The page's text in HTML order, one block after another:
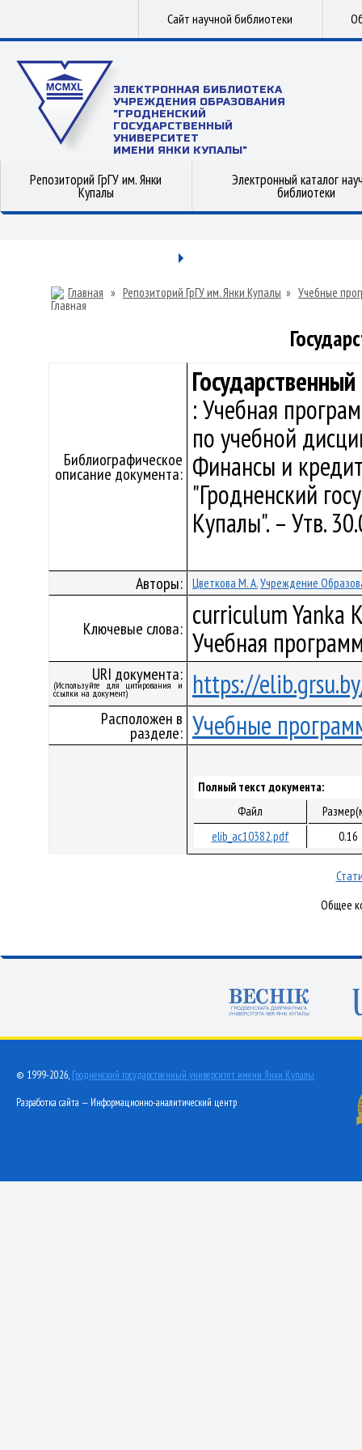
Сайт научной библиотеки
ЭЛЕКТРОННАЯ БИБЛИОТЕКА
УЧРЕЖДЕНИЯ ОБРАЗОВАНИЯ
"ГРОДНЕНСКИЙ
ГОСУДАРСТВЕННЫЙ
УНИВЕРСИТЕТ
ИМЕНИ ЯНКИ КУПАЛЫ"
Репозиторий ГрГУ им. Янки
Купалы
Электронный каталог
библиотеки
Главная » Репозиторий ГрГУ им. Янки Купалы » Учебные
Библиографическое
описание документа:
: Учебная
по учебной
Финансы и
"Гродненский
Купалы". – Утв.
Авторы: Цветкова М. А.Учреждение
Ключевые слова: curriculum Yanka
Учебная
URI документа:
(Используйте для цитирования и
ссылки на документ) https://
Расположен в
разделе: Учебные
Полный текст документа:
Файл
elib_ac10382.pdf
0.16
Общее
© 1999-2026, Гродненский государственный университет имени Янки Купалы
Разработка сайта — Информационно-аналитический центр